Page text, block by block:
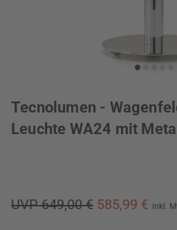
Tecnolumen -
Leuchte WA24 mit
UVP 649,00 € 585,99 € inkl.